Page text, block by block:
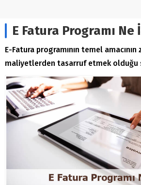
E Fatura Programı Ne
E-Fatura programının temel
maliyetlerden tasarruf etmek olduğu